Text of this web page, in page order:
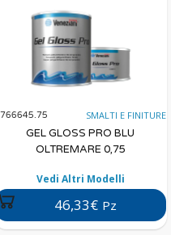
SMALTI E FINITURE
GEL GLOSS PRO BLU
OLTREMARE 0,75
Vedi Altri Modelli
46,33€ Pz